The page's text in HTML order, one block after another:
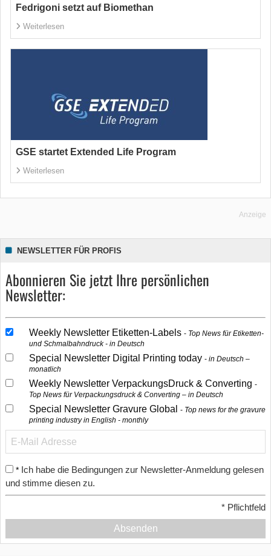
Fedrigoni setzt auf Biomethan
Weiterlesen
GSE startet Extended Life Program
Weiterlesen
Anzeige
NEWSLETTER FÜR PROFIS
Abonnieren Sie jetzt Ihre persönlichen
Newsletter:
Weekly Newsletter Etiketten-Labels
Top News für Etiketten-
und Schmalbahndruck - in Deutsch
Special Newsletter Digital Printing today
in Deutsch –
monatlich
Weekly Newsletter VerpackungsDruck & Converting
Top News für Verpackungsdruck & Converting – in Deutsch
Special Newsletter Gravure Global
Top news for the gravure
printing industry in English - monthly
* Ich habe die Bedingungen zur Newsletter-Anmeldung gelesen
und stimme diesen zu.
* Pflichtfeld
Absenden